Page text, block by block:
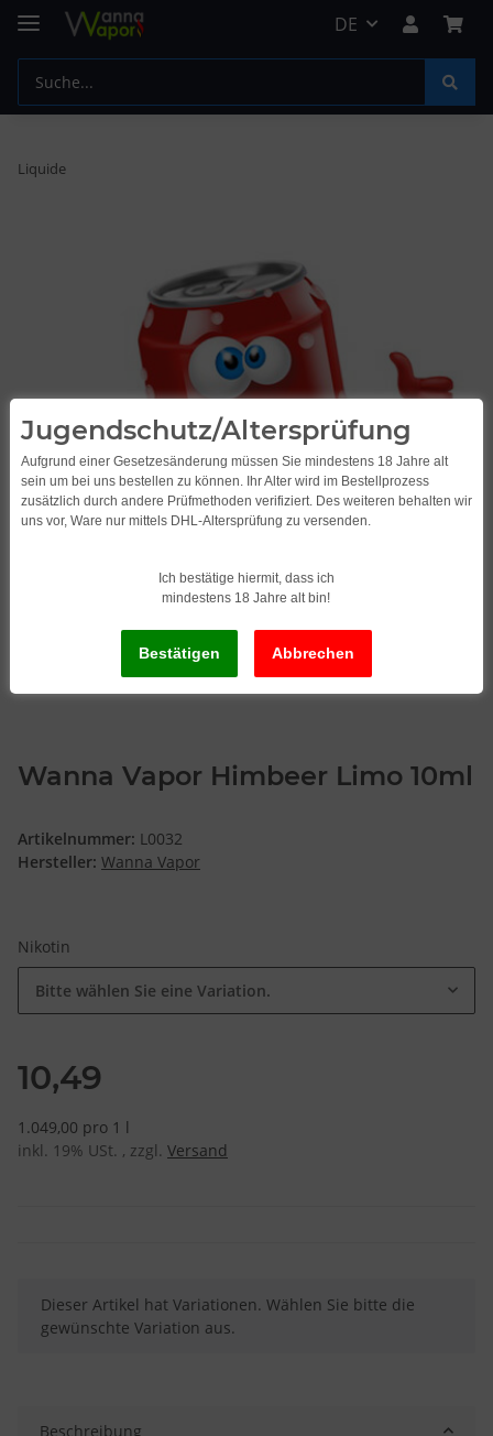
DE
Liquide
Wanna Vapor Himbeer Limo 10ml
Artikelnummer: L0032
Hersteller: Wanna Vapor
Nikotin
Bitte wählen Sie eine Variation.
10,49
1.049,00 pro 1 l
inkl. 19% USt. , zzgl. Versand
x
Dieser Artikel hat Variationen. Wählen Sie bitte die
gewünschte Variation aus.
Beschreibung
Jugendschutz/Altersprüfung
Aufgrund einer Gesetzesänderung müssen Sie mindestens 18 Jahre alt
sein um bei uns bestellen zu können. Ihr Alter wird im Bestellprozess
zusätzlich durch andere Prüfmethoden verifiziert. Des weiteren behalten wir
uns vor, Ware nur mittels DHL-Altersprüfung zu versenden.
Ich bestätige hiermit, dass ich
mindestens 18 Jahre alt bin!